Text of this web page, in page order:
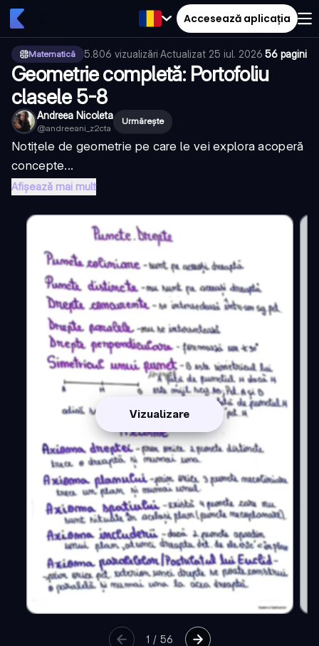
Accesează aplicația
Matematică 5.806 vizualizări·Actualizat 25 iul. 2026·56 pagini
Geometrie completă: Portofoliu
clasele 5-8
Andreea Nicoleta
@andreeani_z2cta
Urmărește
Notițele de geometrie pe care le vei explora acoperă
concepte...
Afișează mai mult
Vizualizare
1 / 56